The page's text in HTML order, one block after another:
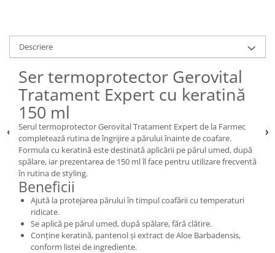
Descriere
Ser termoprotector Gerovital
Tratament Expert cu keratină
150 ml
Serul termoprotector Gerovital Tratament Expert de la Farmec
completează rutina de îngrijire a părului înainte de coafare.
Formula cu keratină este destinată aplicării pe părul umed, după
spălare, iar prezentarea de 150 ml îl face pentru utilizare frecventă
în rutina de styling.
Beneficii
Ajută la protejarea părului în timpul coafării cu temperaturi
ridicate.
Se aplică pe părul umed, după spălare, fără clătire.
Conține keratină, pantenol și extract de Aloe Barbadensis,
conform listei de ingrediente.